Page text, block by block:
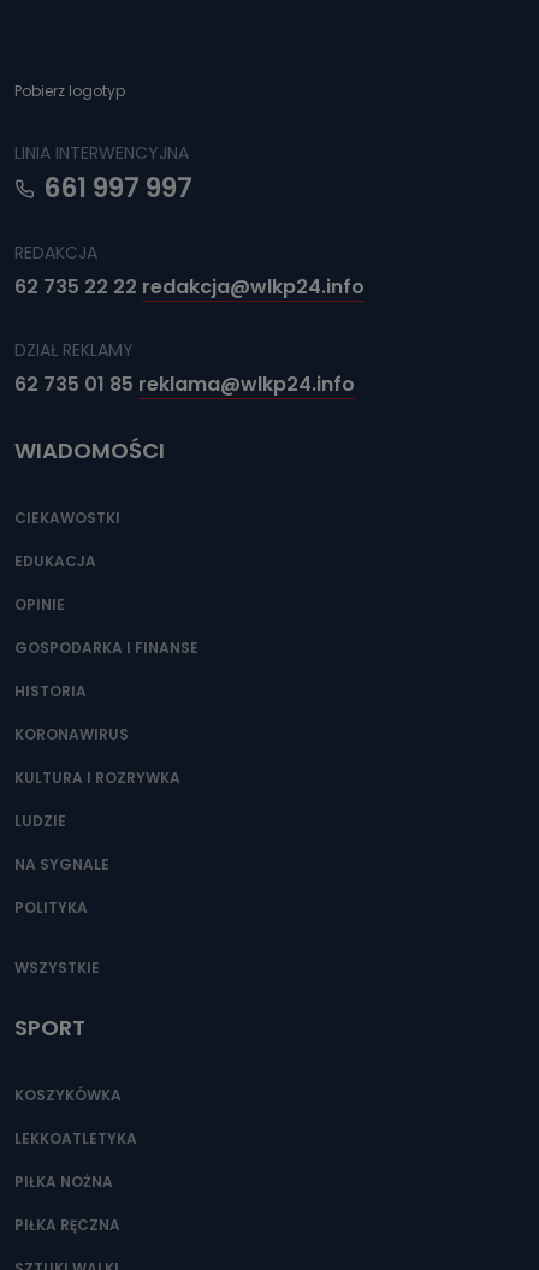
Pobierz logotyp
LINIA INTERWENCYJNA
661 997 997
REDAKCJA
62 735 22 22 redakcja@wlkp24.info
DZIAŁ REKLAMY
62 735 01 85 reklama@wlkp24.info
WIADOMOŚCI
CIEKAWOSTKI
EDUKACJA
OPINIE
GOSPODARKA I FINANSE
HISTORIA
KORONAWIRUS
KULTURA I ROZRYWKA
LUDZIE
NA SYGNALE
POLITYKA
WSZYSTKIE
SPORT
KOSZYKÓWKA
LEKKOATLETYKA
PIŁKA NOŻNA
PIŁKA RĘCZNA